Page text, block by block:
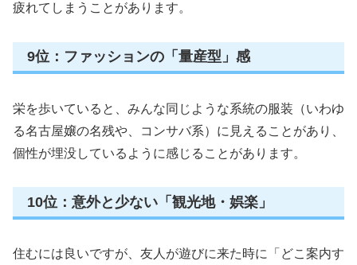
疲れてしまうことがあります。
9位：ファッションの「量産型」感
栄を歩いていると、みんな同じような系統の服装（いわゆ
る名古屋嬢の名残や、コンサバ系）に見えることがあり、
個性が埋没しているように感じることがあります。
10位：意外と少ない「観光地・娯楽」
住むには良いですが、友人が遊びに来た時に「どこ案内す